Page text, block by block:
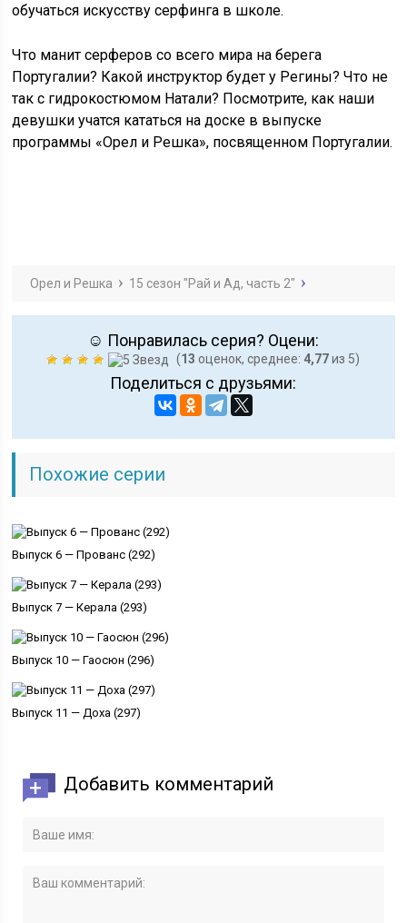
обучаться искусству серфинга в школе.
Что манит серферов со всего мира на берега
Португалии? Какой инструктор будет у Регины? Что не
так с гидрокостюмом Натали? Посмотрите, как наши
девушки учатся кататься на доске в выпуске
программы «Орел и Решка», посвященном Португалии.
Орел и Решка 15 сезон "Рай и Ад, часть 2"
☺ Понравилась серия? Оцени:
(13 оценок, среднее: 4,77из 5)
Поделиться с друзьями:
Похожие серии
Выпуск 6 — Прованс (292)
Выпуск 7 — Керала (293)
Выпуск 10 — Гаосюн (296)
Выпуск 11 — Доха (297)
Добавить комментарий